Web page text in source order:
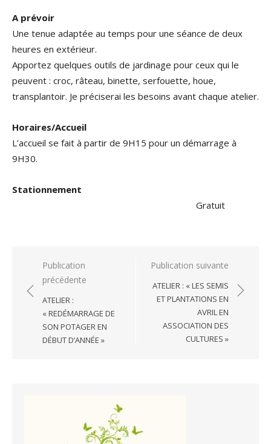
A prévoir
Une tenue adaptée au temps pour une séance de deux
heures en extérieur.
Apportez quelques outils de jardinage pour ceux qui le
peuvent : croc, râteau, binette, serfouette, houe,
transplantoir. Je préciserai les besoins avant chaque atelier.
Horaires/Accueil
L’accueil se fait à partir de 9H15 pour un démarrage à
9H30.
Stationnement
Gratuit
Navigation
de
l’article
Publication
précédente
ATELIER :
« REDÉMARRAGE DE
SON POTAGER EN
DÉBUT D’ANNÉE »
Publication suivante
ATELIER : « LES SEMIS
ET PLANTATIONS EN
AVRIL EN
ASSOCIATION DES
CULTURES »